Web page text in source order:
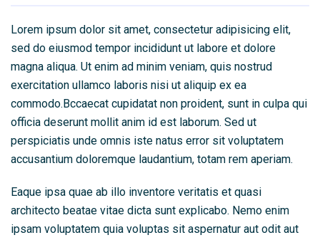
Lorem ipsum dolor sit amet, consectetur adipisicing elit,
sed do eiusmod tempor incididunt ut labore et dolore
magna aliqua. Ut enim ad minim veniam, quis nostrud
exercitation ullamco laboris nisi ut aliquip ex ea
commodo.Bccaecat cupidatat non proident, sunt in culpa qui
officia deserunt mollit anim id est laborum. Sed ut
perspiciatis unde omnis iste natus error sit voluptatem
accusantium doloremque laudantium, totam rem aperiam.
Eaque ipsa quae ab illo inventore veritatis et quasi
architecto beatae vitae dicta sunt explicabo. Nemo enim
ipsam voluptatem quia voluptas sit aspernatur aut odit aut